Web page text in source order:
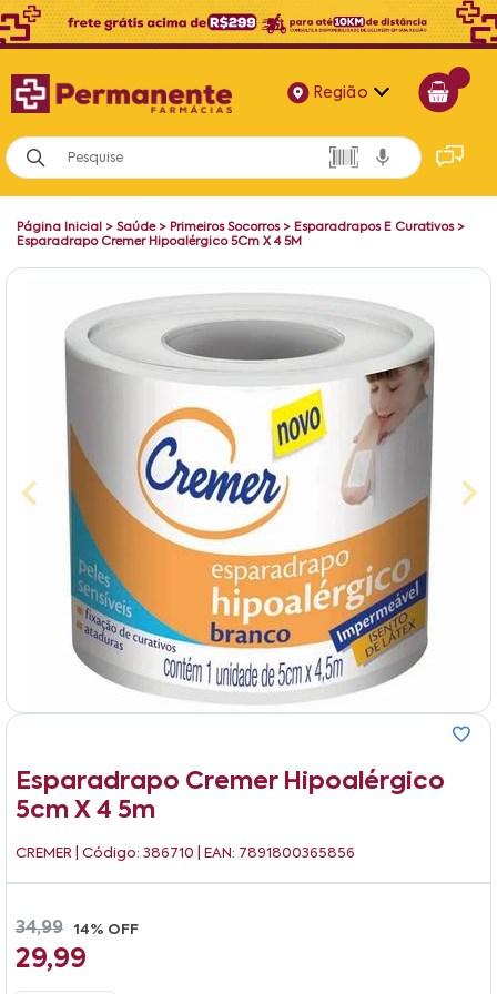
Região
Alagoas
Bahia
Página Inicial > Saúde> Primeiros Socorros> Esparadrapos E Curativos>
Esparadrapo Cremer Hipoalérgico 5Cm X 4 5M
Esparadrapo Cremer Hipoalérgico
5cm X 4 5m
CREMER | Código: 386710 | EAN: 7891800365856
34,99 14% OFF
29,99